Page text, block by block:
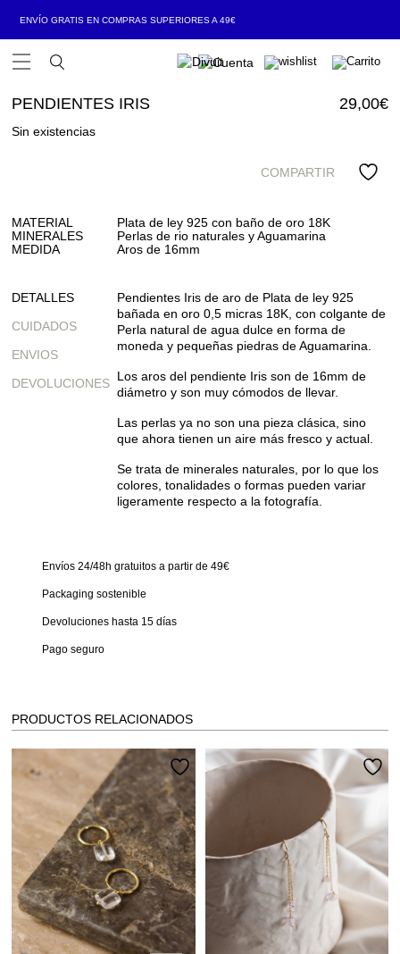
ENVÍO GRATIS EN COMPRAS SUPERIORES A 49€
Open Menu
PENDIENTES IRIS 29,00€
Sin existencias
MATERIAL
Plata de ley 925 con baño de oro 18K
MINERALES
Perlas de rio naturales y Aguamarina
MEDIDA
Aros de 16mm
COMPARTIR
DETALLES
CUIDADOS
ENVIOS
DEVOLUCIONES
Pendientes Iris de aro de Plata de ley 925
bañada en oro 0,5 micras 18K, con colgante de
Perla natural de agua dulce en forma de
moneda y pequeñas piedras de Aguamarina.
Los aros del pendiente Iris son de 16mm de
diámetro y son muy cómodos de llevar.
Las perlas ya no son una pieza clásica, sino
que ahora tienen un aire más fresco y actual.
Se trata de minerales naturales, por lo que los
colores, tonalidades o formas pueden variar
ligeramente respecto a la fotografía.
Envíos 24/48h gratuitos a partir de 49€
Packaging sostenible
Devoluciones hasta 15 días
Pago seguro
PRODUCTOS RELACIONADOS